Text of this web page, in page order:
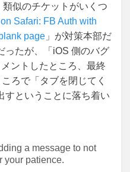
似のチケットがいくつ
Safari: FB Auth with
page 」が対策本部だ
ったが、「iOS 側のバグ
ントしたところ、最終
ろで「タブを閉じてく
すということに落ち着い
a message to not
your patience.